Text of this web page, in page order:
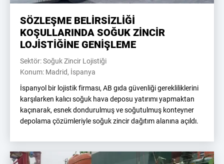
SÖZLEŞME BELİRSİZLİĞİ
KOŞULLARINDA SOĞUK ZİNCİR
LOJİSTİĞİNE GENİŞLEME
Sektör: Soğuk Zincir Lojistiği
Konum: Madrid, İspanya
İspanyol bir lojistik firması, AB gıda güvenliği gerekliliklerini
karşılarken kalıcı soğuk hava deposu yatırımı yapmaktan
kaçınarak, esnek dondurulmuş ve soğutulmuş konteyner
depolama çözümleriyle soğuk zincir dağıtım alanına açıldı.